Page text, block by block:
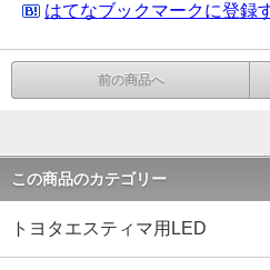
はてなブックマークに登録
前の商品へ
この商品のカテゴリー
トヨタエスティマ用LED